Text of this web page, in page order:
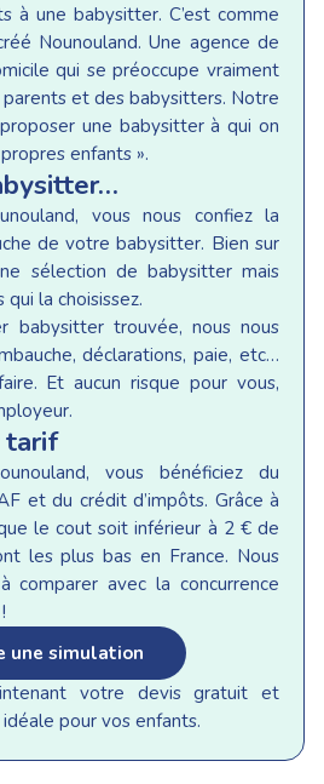
à une babysitter. C’est comme
Nounouland. Une agence de
qui se préoccupe vraiment
et des babysitters. Notre
une babysitter à qui on
enfants ».
vous nous confiez la
de votre babysitter. Bien sur
sélection de babysitter mais
qui la choisissez.
babysitter trouvée, nous nous
déclarations, paie, etc…
Et aucun risque pour vous,
tarif
vous bénéficiez du
et du crédit d’impôts. Grâce à
le cout soit inférieur à 2 € de
les plus bas en France. Nous
comparer avec la concurrence
une simulation
votre devis gratuit et
pour vos enfants.